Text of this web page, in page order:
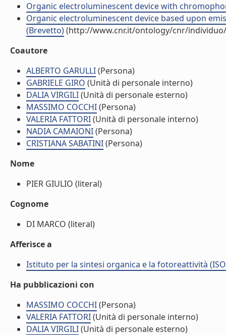
Organic electroluminescent device with
Organic electroluminescent device based upon
(Brevetto)(http://www.cnr.it/ontology/cnr/
Coautore
ALBERTO GARULLI(Persona)
GABRIELE GIRO (Unità di personale interno)
DALIA VIRGILI(Unità di personale esterno)
MASSIMO COCCHI(Persona)
VALERIA FATTORI(Unità di personale interno)
NADIA CAMAIONI(Persona)
CRISTIANA SABATINI(Persona)
Nome
PIER GIULIO (literal)
Cognome
DI MARCO (literal)
Afferisce a
Istituto per la sintesi organica e la fotoreattività
Ha pubblicazioni con
MASSIMO COCCHI(Persona)
VALERIA FATTORI(Unità di personale interno)
DALIA VIRGILI(Unità di personale esterno)